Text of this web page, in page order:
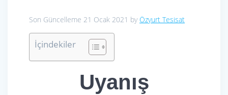
Son Güncelleme 21 Ocak 2021 by Özyurt Tesisat
İçindekiler
Uyanış